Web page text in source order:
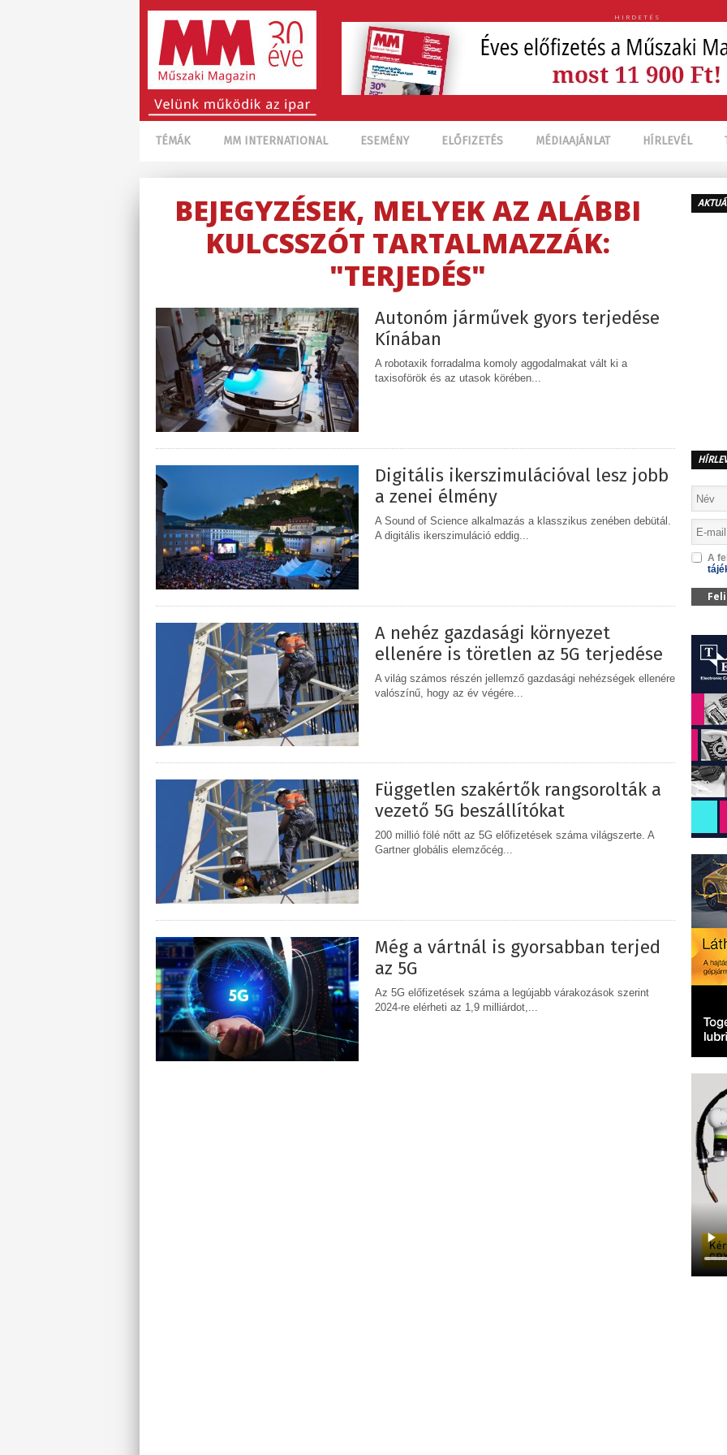
HIRDETÉS
TÉMÁK MM INTERNATIONAL ESEMÉNY ELŐFIZETÉS MÉDIAAJÁNLAT HÍRLEVÉL
BEJEGYZÉSEK, MELYEK AZ ALÁBBI
KULCSSZÓT TARTALMAZZÁK:
"TERJEDÉS"
Autonóm járművek gyors terjedése
Kínában
A robotaxik forradalma komoly aggodalmakat vált ki a
taxisoförök és az utasok körében...
Digitális ikerszimulációval lesz jobb
a zenei élmény
A Sound of Science alkalmazás a klasszikus zenében debütál.
A digitális ikerszimuláció eddig...
A nehéz gazdasági környezet
ellenére is töretlen az 5G terjedése
A világ számos részén jellemző gazdasági nehézségek ellenére
valószínű, hogy az év végére...
Független szakértők rangsorolták a
vezető 5G beszállítókat
200 millió fölé nőtt az 5G előfizetések száma világszerte. A
Gartner globális elemzőcég...
Még a vártnál is gyorsabban terjed
az 5G
Az 5G előfizetések száma a legújabb várakozások szerint
2024-re elérheti az 1,9 milliárdot,...
A